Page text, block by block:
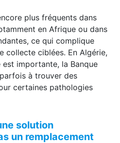
plus fréquents dans
en Afrique ou dans
ce qui complique
collecte ciblées. En Algérie,
importante, la Banque
à trouver des
certaines pathologies
solution
un remplacement